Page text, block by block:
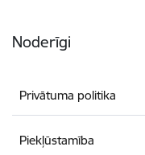
Noderīgi
Privātuma politika
Piekļūstamība